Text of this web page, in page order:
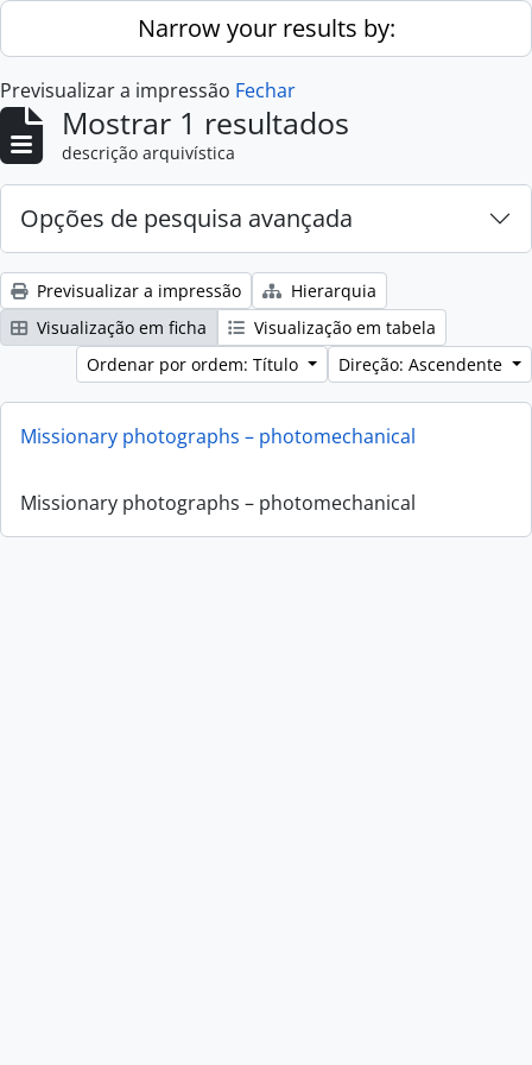
Skip to main contentNarrow your results by:
Previsualizar a impressão Fechar
Mostrar 1 resultados
descrição arquivística
Opções de pesquisa avançada
Previsualizar a impressão
Hierarquia
Visualização em ficha
Visualização em tabela
Ordenar por ordem: Título
Direção: Ascendente
Missionary photographs – photomechanical
Missionary photographs – photomechanical